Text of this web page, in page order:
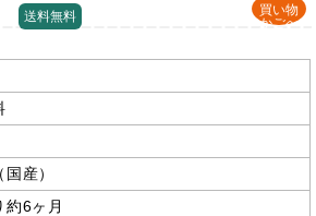
買い物
かごへ
送料無料
産）
約6ヶ月